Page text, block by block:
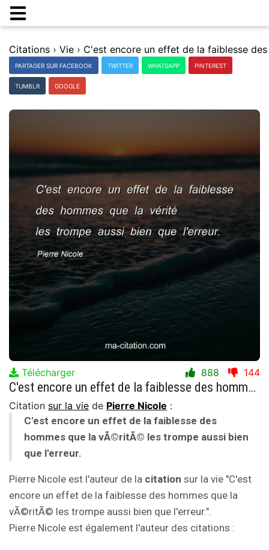
Citations › Vie ›
PARTAGER SUR FACEBOOK TWITTER WHATSAPP PINTEREST
TUMBLR GOOGLE
Télécharger 888 144
C'est encore un effet de la faiblesse des hommes que la vÃ©ritÃ© les trompe aussi bien que l'erreur.
Citation sur la vie de Pierre Nicole :
C'est encore un effet de la faiblesse des
hommes que la vÃ©ritÃ© les trompe aussi bien
que l'erreur.
Pierre Nicole est l'auteur de la citation sur la vie "C'est
encore un effet de la faiblesse des hommes que la
vÃ©ritÃ© les trompe aussi bien que l'erreur.".
Pierre Nicole est également l'auteur des citations :